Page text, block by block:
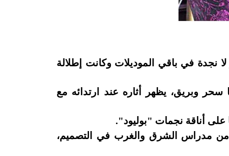
نجدة في باقي الموديلات وكانت إطلالة
سحر وبريق، يظهر أثاره عند ارتدائه مع
على أناقة نجمات "بوليود".
من مدراس الشرق والغرب في التصميم،